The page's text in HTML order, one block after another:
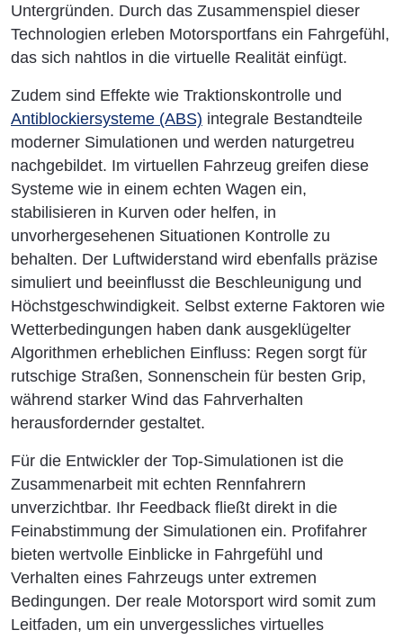
Untergründen. Durch das Zusammenspiel dieser
Technologien erleben Motorsportfans ein Fahrgefühl,
das sich nahtlos in die virtuelle Realität einfügt.
Zudem sind Effekte wie Traktionskontrolle und
Antiblockiersysteme (ABS) integrale Bestandteile
moderner Simulationen und werden naturgetreu
nachgebildet. Im virtuellen Fahrzeug greifen diese
Systeme wie in einem echten Wagen ein,
stabilisieren in Kurven oder helfen, in
unvorhergesehenen Situationen Kontrolle zu
behalten. Der Luftwiderstand wird ebenfalls präzise
simuliert und beeinflusst die Beschleunigung und
Höchstgeschwindigkeit. Selbst externe Faktoren wie
Wetterbedingungen haben dank ausgeklügelter
Algorithmen erheblichen Einfluss: Regen sorgt für
rutschige Straßen, Sonnenschein für besten Grip,
während starker Wind das Fahrverhalten
herausfordernder gestaltet.
Für die Entwickler der Top-Simulationen ist die
Zusammenarbeit mit echten Rennfahrern
unverzichtbar. Ihr Feedback fließt direkt in die
Feinabstimmung der Simulationen ein. Profifahrer
bieten wertvolle Einblicke in Fahrgefühl und
Verhalten eines Fahrzeugs unter extremen
Bedingungen. Der reale Motorsport wird somit zum
Leitfaden, um ein unvergessliches virtuelles